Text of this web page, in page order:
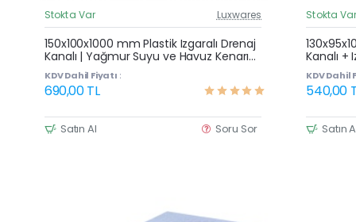
Güncel Fiyat
Yeni Ürün
Çok Satan
Stokta Var Luxwares
150x100x1000 mm Plastik Izgaralı Drenaj
Kanalı | Yağmur Suyu ve Havuz Kenarı
Oluğu
KDV Dahil Fiyatı :
690,00 TL
Satın Al Soru Sor
Stokta Var
Kanalı
Yağmur
KDV Dahil
540,00
Satın